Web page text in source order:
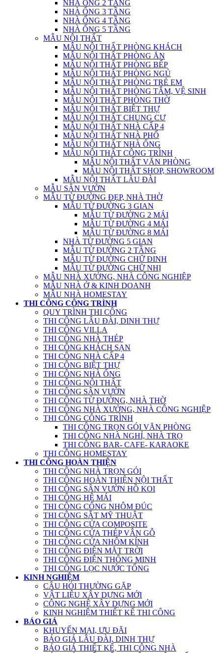
NHÀ ỐNG 2 TẦNG
NHÀ ỐNG 3 TẦNG
NHÀ ỐNG 4 TẦNG
NHÀ ỐNG 5 TẦNG
MẪU NỘI THẤT
MẪU NỘI THẤT PHÒNG KHÁCH
MẪU NỘI THẤT PHÒNG ĂN
MẪU NỘI THẤT PHÒNG BẾP
MẪU NỘI THẤT PHÒNG NGỦ
MẪU NỘI THẤT PHÒNG TRẺ EM
MẪU NỘI THẤT PHÒNG TẮM, VỆ SINH
MẪU NỘI THẤT PHÒNG THỜ
MẪU NỘI THẤT BIỆT THỰ
MẪU NỘI THẤT CHUNG CƯ
MẪU NỘI THẤT NHÀ CẤP 4
MẪU NỘI THẤT NHÀ PHỐ
MẪU NỘI THẤT NHÀ ỐNG
MẪU NỘI THẤT CÔNG TRÌNH
MẪU NỘI THẤT VĂN PHÒNG
MẪU NỘI THẤT SHOP, SHOWROOM
MẪU NỘI THẤT LÂU ĐÀI
MẪU SÂN VƯỜN
MẪU TỪ ĐƯỜNG ĐẸP, NHÀ THỜ
MẪU TỪ ĐƯỜNG 3 GIAN
MẪU TỪ ĐƯỜNG 2 MÁI
MẪU TỪ ĐƯỜNG 4 MÁI
MẪU TỪ ĐƯỜNG 8 MÁI
NHÀ TỪ ĐƯỜNG 5 GIAN
MẪU TỪ ĐƯỜNG 2 TẦNG
MẪU TỪ ĐƯỜNG CHỮ ĐINH
MẪU TỪ ĐƯỜNG CHỮ NHỊ
MẪU NHÀ XƯỞNG, NHÀ CÔNG NGHIỆP
MẪU NHÀ Ở & KINH DOANH
MẪU NHÀ HOMESTAY
THI CÔNG CÔNG TRÌNH
QUY TRÌNH THI CÔNG
THI CÔNG LÂU ĐÀI, DINH THỰ
THI CÔNG VILLA
THI CÔNG NHÀ THÉP
THI CÔNG KHÁCH SẠN
THI CÔNG NHÀ CẤP 4
THI CÔNG BIỆT THỰ
THI CÔNG NHÀ ỐNG
THI CÔNG NỘI THẤT
THI CÔNG SÂN VƯỜN
THI CÔNG TỪ ĐƯỜNG, NHÀ THỜ
THI CÔNG NHÀ XƯỞNG, NHÀ CÔNG NGHIỆP
THI CÔNG CÔNG TRÌNH
THI CÔNG TRỌN GÓI VĂN PHÒNG
THI CÔNG NHÀ NGHỈ, NHÀ TRỌ
THI CÔNG BAR- CAFE- KARAOKE
THI CÔNG HOMESTAY
THI CÔNG HOÀN THIỆN
THI CÔNG NHÀ TRỌN GÓI
THI CÔNG HOÀN THIỆN NỘI THẤT
THI CÔNG SÂN VƯỜN HỒ KOI
THI CÔNG HỆ MÁI
THI CÔNG CỔNG NHÔM ĐÚC
THI CÔNG SẮT MỸ THUẬT
THI CÔNG CỬA COMPOSITE
THI CÔNG CỬA THÉP VÂN GỖ
THI CÔNG CỬA NHÔM KÍNH
THI CÔNG ĐIỆN MẶT TRỜI
THI CÔNG ĐIỆN THÔNG MINH
THI CÔNG LỌC NƯỚC TỔNG
KINH NGHIỆM
CÂU HỎI THƯỜNG GẶP
VẬT LIỆU XÂY DỰNG MỚI
CÔNG NGHỆ XÂY DỰNG MỚI
KINH NGHIỆM THIẾT KẾ THI CÔNG
BÁO GIÁ
KHUYẾN MẠI, ƯU ĐÃI
BÁO GIÁ LÂU ĐÀI, DINH THỰ
BÁO GIÁ THIẾT KẾ, THI CÔNG NHÀ